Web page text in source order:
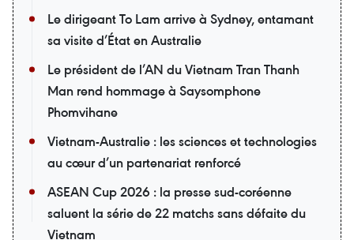
Le dirigeant To Lam arrive à Sydney, entamant
sa visite d’État en Australie
Le président de l’AN du Vietnam Tran Thanh
Man rend hommage à Saysomphone
Phomvihane
Vietnam-Australie : les sciences et technologies
au cœur d’un partenariat renforcé
ASEAN Cup 2026 : la presse sud-coréenne
saluent la série de 22 matchs sans défaite du
Vietnam